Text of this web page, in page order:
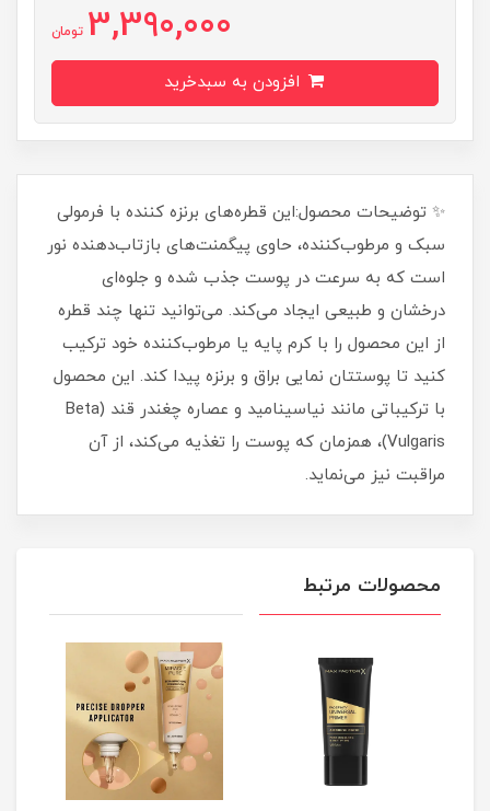
3,390,000 تومان
✨ توضیحات محصول:این قطره‌های برنزه کننده با فرمولی
سبک و مرطوب‌کننده، حاوی پیگمنت‌های بازتاب‌دهنده نور
است که به سرعت در پوست جذب شده و جلوه‌ای
درخشان و طبیعی ایجاد می‌کند. می‌توانید تنها چند قطره
از این محصول را با کرم پایه یا مرطوب‌کننده خود ترکیب
کنید تا پوستتان نمایی براق و برنزه پیدا کند. این محصول
با ترکیباتی مانند نیاسینامید و عصاره چغندر قند (Beta
Vulgaris)، همزمان که پوست را تغذیه می‌کند، از آن
مراقبت نیز می‌نماید.
محصولات مرتبط